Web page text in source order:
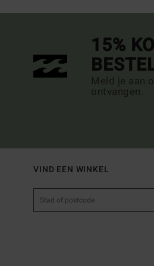
15%
Meld je aan
ontvangen.
VIND EEN WINKEL